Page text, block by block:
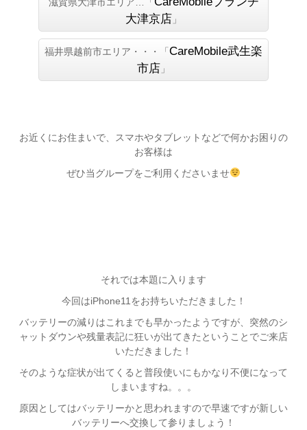
大津京店 」
福井県越前市エリア・・・「 CareMobile武生楽
市店 」
お近くにお住まいで、スマホやタブレットなどで何かお困りの
お客様は
ぜひ当グループをご利用くださいませ
それでは本題に入ります
今回はiPhone11をお持ちいただきました！
バッテリーの減りはこれまでも早かったようですが、突然のシ
ャットダウンや残量表記に狂いが出てきたということでご来店
いただきました！
そのような症状が出てくると普段使いにもかなり不便になって
しまいますね。。。
原因としてはバッテリーかと思われますので早速ですが新しい
バッテリーへ交換して参りましょう！